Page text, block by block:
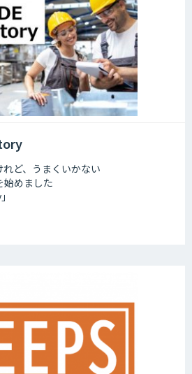
れど、うまくいかない
始めました